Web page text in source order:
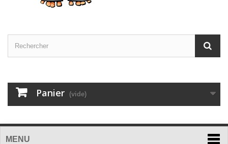
Panier (vide)
MENU